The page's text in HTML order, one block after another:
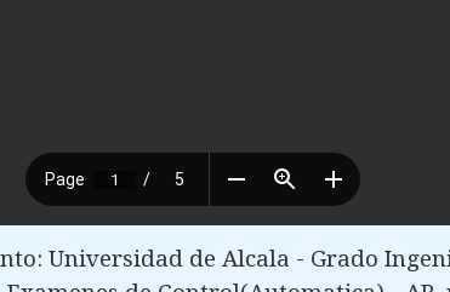
Universidad de Alcala - Grado